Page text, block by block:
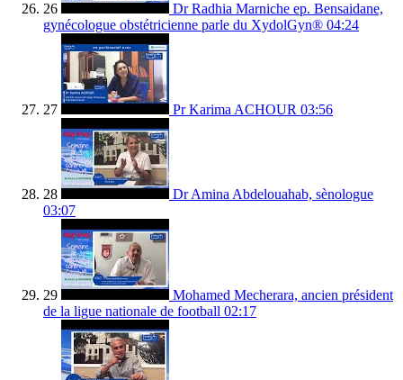
26
Dr Radhia Marniche ep. Bensaidane,
gynécologue obstétricienne parle du XydolGyn® 04:24
27 Pr Karima ACHOUR 03:56
28
Dr Amina Abdelouahab, sènologue
03:07
29
Mohamed Mecherara, ancien président
de la ligue nationale de football 02:17